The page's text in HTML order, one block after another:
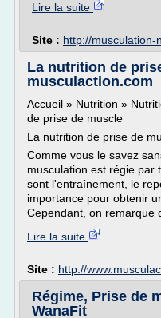
Lire la suite
Site : http://musculation-
La nutrition de
musculaction.com
Accueil » Nutrition »
de prise de muscle
La nutrition de prise de
Comme vous le savez
musculation est régie par
sont l'entraînement, le
importance pour obtenir
Cependant, on remarque
Lire la suite
Site : http://
Régime, Prise de
WanaFit